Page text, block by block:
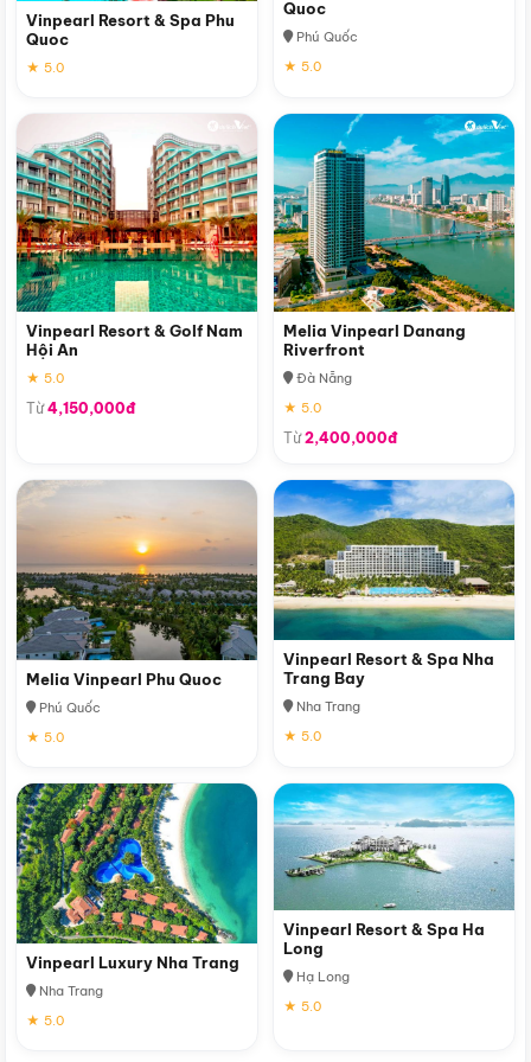
Vinpearl Resort & Spa Phu
Quoc
★ 5.0
Quoc
Phú Quốc
★ 5.0
Vinpearl Resort & Golf Nam
Hội An
★ 5.0
Từ4,150,000đ
Melia Vinpearl Danang
Riverfront
Đà Nẵng
★ 5.0
Từ2,400,000đ
Melia Vinpearl Phu Quoc
Phú Quốc
★ 5.0
Vinpearl Resort & Spa Nha
Trang Bay
Nha Trang
★ 5.0
Vinpearl Luxury Nha Trang
Nha Trang
★ 5.0
Vinpearl Resort & Spa Ha
Long
Hạ Long
★ 5.0